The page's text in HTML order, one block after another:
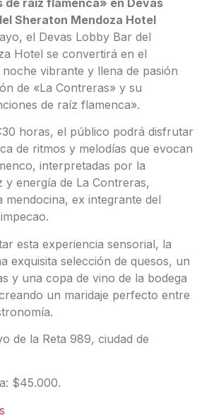
Sheraton Mendoza Hotel
el Devas Lobby Bar del
Hotel se convertirá en el
vibrante y llena de pasión
de «La Contreras» y su
de raíz flamenca».
horas, el público podrá disfrutar
de ritmos y melodías que evocan
interpretadas por la
energía de La Contreras,
mendocina, ex integrante del
esta experiencia sensorial, la
exquisita selección de quesos, un
y una copa de vino de la bodega
un maridaje perfecto entre
de la Reta 989, ciudad de
$45.000.